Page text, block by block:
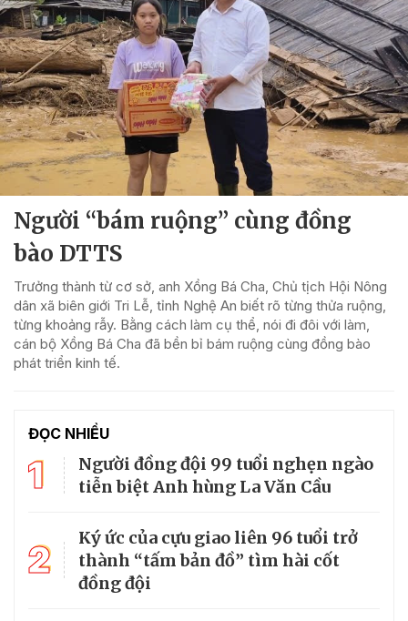
Người “bám ruộng” cùng đồng
bào DTTS
Trưởng thành từ cơ sở, anh Xồng Bá Cha, Chủ tịch Hội Nông
dân xã biên giới Tri Lễ, tỉnh Nghệ An biết rõ từng thửa ruộng,
từng khoảng rẫy. Bằng cách làm cụ thể, nói đi đôi với làm,
cán bộ Xồng Bá Cha đã bền bỉ bám ruộng cùng đồng bào
phát triển kinh tế.
ĐỌC NHIỀU
1
Người đồng đội 99 tuổi nghẹn ngào
tiễn biệt Anh hùng La Văn Cầu
2
Ký ức của cựu giao liên 96 tuổi trở
thành “tấm bản đồ” tìm hài cốt
đồng đội